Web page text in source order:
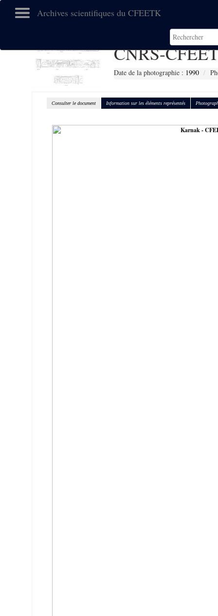
Archives scientifiques du CFEETK
CNRS-
Date de la photographie : 1990
Consulter le document Information sur les éléments représentés